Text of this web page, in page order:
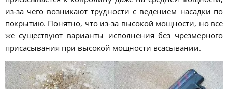
из-за чего возникают трудности с ведением насадки по
покрытию. Понятно, что из-за высокой мощности, но все
же существуют варианты исполнения без чрезмерного
присасывания при высокой мощности всасывании.